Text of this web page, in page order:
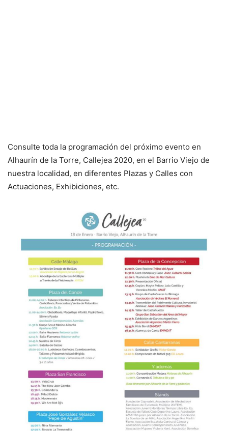
Consulte toda la programación del próximo evento en
Alhaurín de la Torre, Callejea 2020, en el Barrio Viejo de
nuestra localidad, en diferentes Plazas y Calles con
Actuaciones, Exhibiciones, etc.